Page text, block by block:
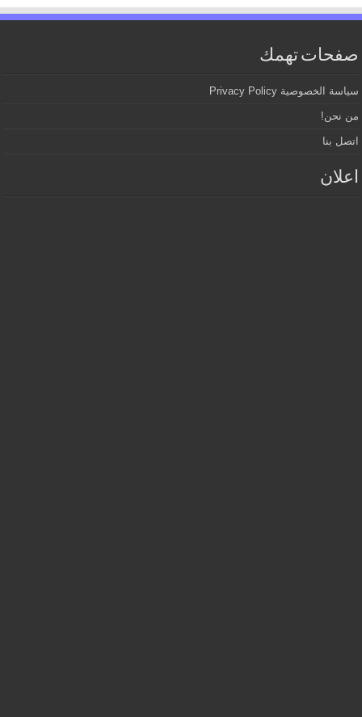
صفحات تهمك
سياسة الخصوصية Privacy Policy
من نحن!
اتصل بنا
اعلان